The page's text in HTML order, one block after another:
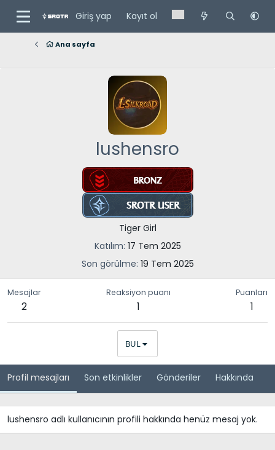
Giriş yap Kayıt ol
Ana sayfa
lushensro
Tiger Girl
Katılım 17 Tem 2025
Son görülme 19 Tem 2025
Mesajlar
2
Reaksiyon puanı
1
Puanları
1
BUL
Profil mesajları Son etkinlikler Gönderiler Hakkında
lushensro adlı kullanıcının profili hakkında henüz mesaj yok.